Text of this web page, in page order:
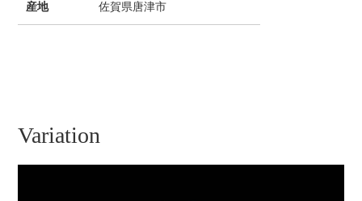
産地 佐賀県唐津市
Variation